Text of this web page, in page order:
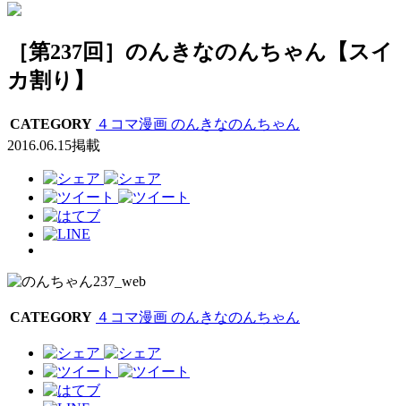
［第237回］のんきなのんちゃん【スイ
カ割り】
CATEGORY ４コマ漫画 のんきなのんちゃん
2016.06.15掲載
CATEGORY ４コマ漫画 のんきなのんちゃん